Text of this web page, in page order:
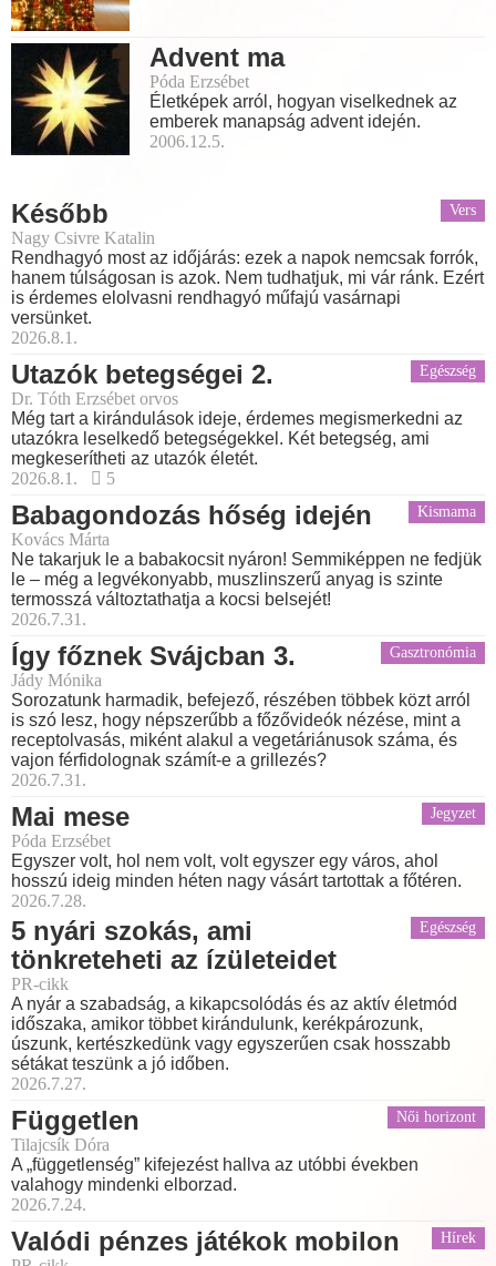
Advent ma
Póda Erzsébet
Életképek arról, hogyan viselkednek az
emberek manapság advent idején.
2006.12.5.
Vers
Később
Nagy Csivre Katalin
Rendhagyó most az időjárás: ezek a napok nemcsak forrók,
hanem túlságosan is azok. Nem tudhatjuk, mi vár ránk. Ezért
is érdemes elolvasni rendhagyó műfajú vasárnapi
versünket.
2026.8.1.
Egészség
Utazók betegségei 2.
Dr. Tóth Erzsébet orvos
Még tart a kirándulások ideje, érdemes megismerkedni az
utazókra leselkedő betegségekkel. Két betegség, ami
megkeserítheti az utazók életét.
2026.8.1.
5
Kismama
Babagondozás hőség idején
Kovács Márta
Ne takarjuk le a babakocsit nyáron! Semmiképpen ne fedjük
le – még a legvékonyabb, muszlinszerű anyag is szinte
termosszá változtathatja a kocsi belsejét!
2026.7.31.
Gasztronómia
Így főznek Svájcban 3.
Jády Mónika
Sorozatunk harmadik, befejező, részében többek közt arról
is szó lesz, hogy népszerűbb a főzővideók nézése, mint a
receptolvasás, miként alakul a vegetáriánusok száma, és
vajon férfidolognak számít-e a grillezés?
2026.7.31.
Jegyzet
Mai mese
Póda Erzsébet
Egyszer volt, hol nem volt, volt egyszer egy város, ahol
hosszú ideig minden héten nagy vásárt tartottak a főtéren.
2026.7.28.
Egészség
5 nyári szokás, ami
tönkreteheti az ízületeidet
PR-cikk
A nyár a szabadság, a kikapcsolódás és az aktív életmód
időszaka, amikor többet kirándulunk, kerékpározunk,
úszunk, kertészkedünk vagy egyszerűen csak hosszabb
sétákat teszünk a jó időben.
2026.7.27.
Női horizont
Független
Tilajcsík Dóra
A „függetlenség” kifejezést hallva az utóbbi években
valahogy mindenki elborzad.
2026.7.24.
Hírek
Valódi pénzes játékok mobilon